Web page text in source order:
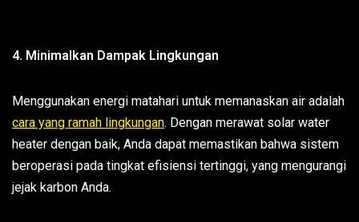
4. Minimalkan Dampak Lingkungan
Menggunakan energi matahari untuk memanaskan air adalah
cara yang ramah lingkungan. Dengan merawat solar water
heater dengan baik, Anda dapat memastikan bahwa sistem
beroperasi pada tingkat efisiensi tertinggi, yang mengurangi
jejak karbon Anda.